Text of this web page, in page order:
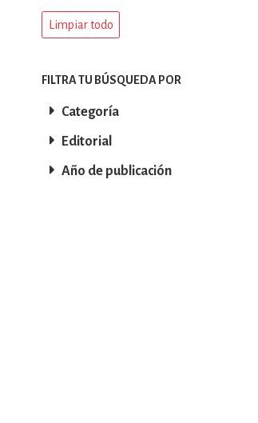
Limpiar todo
FILTRA TU BÚSQUEDA POR
Categoría
Editorial
Año de publicación